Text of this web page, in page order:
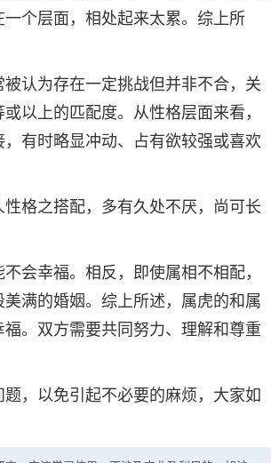
个层面，相处起来太累。综上所
认为存在一定挑战但并非不合，关
以上的匹配度。从性格层面来看，
有时略显冲动、占有欲较强或喜欢
格之搭配，多有久处不厌，尚可长
会幸福。相反，即使属相不相配，
满的婚姻。综上所述，属虎的和属
。双方需要共同努力、理解和尊重
，以免引起不必要的麻烦，大家如